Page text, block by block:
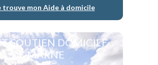
trouve mon Aide à domicile
SOUTIEN DOMICILE
DE MARNE